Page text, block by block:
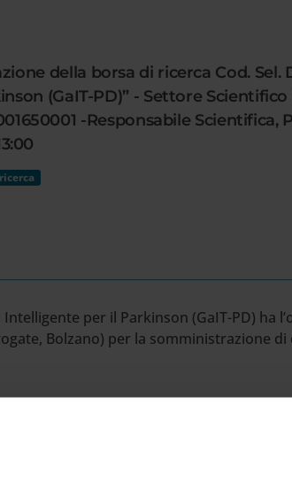
della borsa di ricerca Cod.
(GaIT-PD)” - Settore Scientifico
-Responsabile
per il Parkinson (GaIT-PD) ha
Bolzano) per la somministrazione